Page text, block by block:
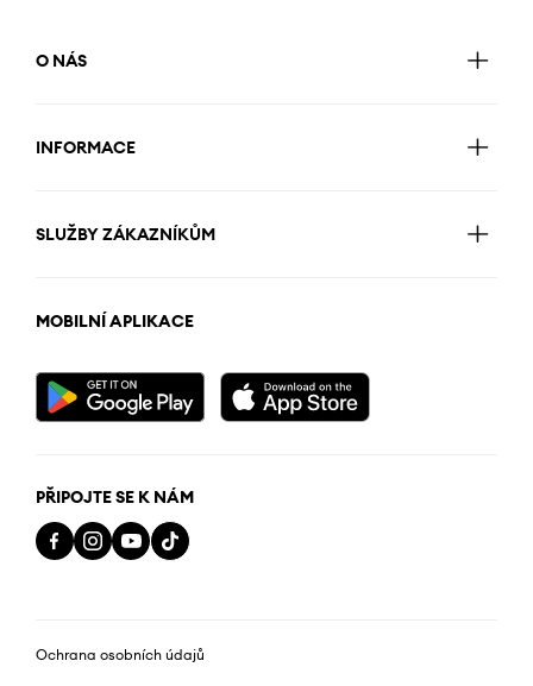
O NÁS
INFORMACE
SLUŽBY ZÁKAZNÍKŮM
MOBILNÍ APLIKACE
PŘIPOJTE SE K NÁM
Ochrana osobních údajů